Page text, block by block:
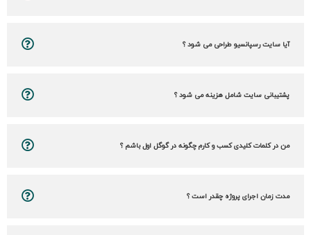
آیا سایت رسپانسیو طراحی می شود ؟
پشتیبانی سایت شامل هزینه می شود ؟
من در کلمات کلیدی کسب و کارم چگونه در گوگل اول باشم ؟
مدت زمان اجرای پروژه چقدر است ؟